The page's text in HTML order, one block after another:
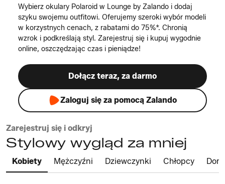
Wybierz okulary Polaroid w Lounge by Zalando i dodaj
szyku swojemu outfitowi. Oferujemy szeroki wybór modeli
w korzystnych cenach, z rabatami do 75%*. Chronią
wzrok i podkreślają styl. Zarejestruj się i kupuj wygodnie
online, oszczędzając czas i pieniądze!
Dołącz teraz, za darmo
Zaloguj się za pomocą Zalando
Zarejestruj się i odkryj
Stylowy wygląd za mniej
Kobiety Mężczyźni Dziewczynki Chłopcy Dom